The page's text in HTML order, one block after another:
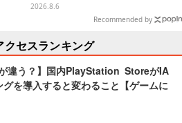
画
ク入り）
2026.8.6
Recommended by
クセスランキング
が違う？】国内PlayStation StoreがIA
グを導入すると変わること【ゲームに